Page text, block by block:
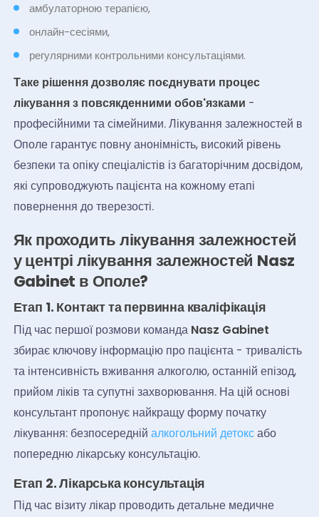
амбулаторною терапією,
онлайн-сесіями,
регулярними контрольними консультаціями.
Таке рішення дозволяє поєднувати процес
лікування з повсякденними обов'язками -
професійними та сімейними. Лікування залежностей в
Ополе гарантує повну анонімність, високий рівень
безпеки та опіку спеціалістів із багаторічним досвідом,
які супроводжують пацієнта на кожному етапі
повернення до тверезості.
Як проходить лікування залежностей
у центрі лікування залежностей Nasz
Gabinet в Ополе?
Етап 1. Контакт та первинна кваліфікація
Під час першої розмови команда Nasz Gabinet
збирає ключову інформацію про пацієнта - тривалість
та інтенсивність вживання алкоголю, останній епізод,
прийом ліків та супутні захворювання. На цій основі
консультант пропонує найкращу форму початку
лікування: безпосередній алкогольний детоксабо
попередню лікарську консультацію.
Етап 2. Лікарська консультація
Під час візиту лікар проводить детальне медичне